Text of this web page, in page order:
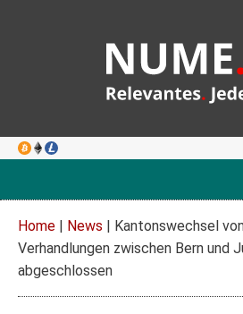
Home | News | Kantonswechsel
Verhandlungen zwischen Bern und
abgeschlossen